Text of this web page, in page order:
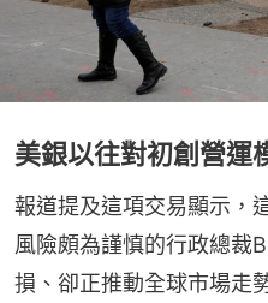
美銀以往對初創營運
報道提及這項交易顯示，
風險頗為謹慎的行政總裁
損、卻正推動全球市場走